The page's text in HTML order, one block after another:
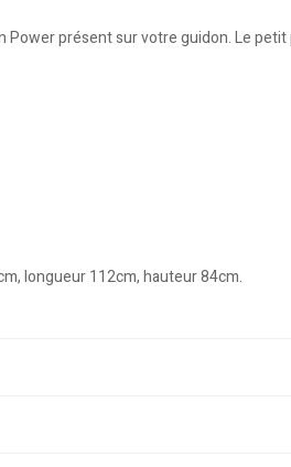
Power présent sur votre guidon. Le
longueur 112cm, hauteur 84cm.